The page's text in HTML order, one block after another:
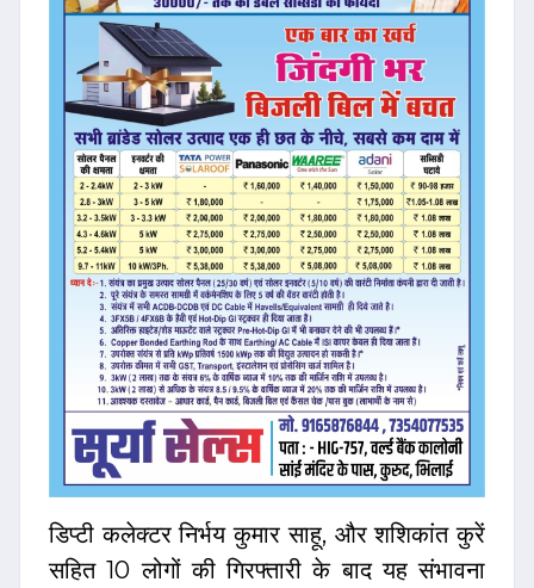
डिप्टी कलेक्टर निर्भय कुमार साहू, और शशिकांत कुरें
सहित 10 लोगों की गिरफ्तारी के बाद यह संभावना